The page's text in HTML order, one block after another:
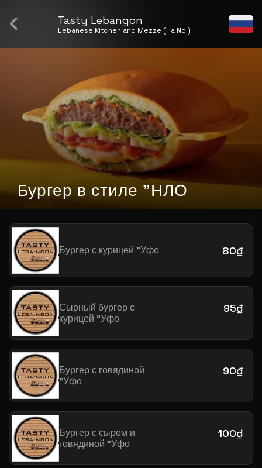
Tasty Lebangon
Lebanese Kitchen and Mezze (Ha Noi)
Бургер в стиле "НЛО
Бургер с курицей "Уфо 80₫
Сырный бургер с
курицей "Уфо
95₫
Бургер с говядиной
"Уфо
90₫
Бургер с сыром и
говядиной "Уфо
100₫